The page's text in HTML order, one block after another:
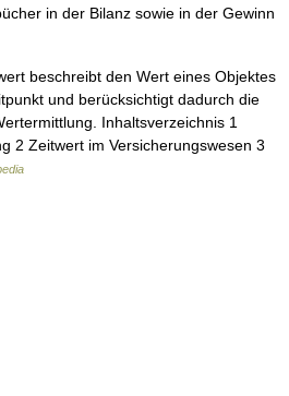
in der Bilanz sowie in der Gewinn
beschreibt den Wert eines Objektes
und berücksichtigt dadurch die
Inhaltsverzeichnis 1
2 Zeitwert im Versicherungswesen 3